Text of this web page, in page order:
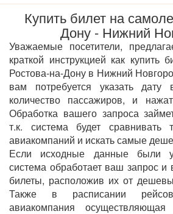
Купить билет на
Дону - Нижний
Уважаемые посетители,
краткой инструкцией как купить
Ростова-на-Дону в Нижний
вам потребуется указать
количество пассажиров, и
Обработка вашего запроса
т.к. система будет сравнивать
авиакомпаний и искать самые
Если исходные данные были
система обработает ваш запрос
билеты, расположив их от
Также в расписании
авиакомпания